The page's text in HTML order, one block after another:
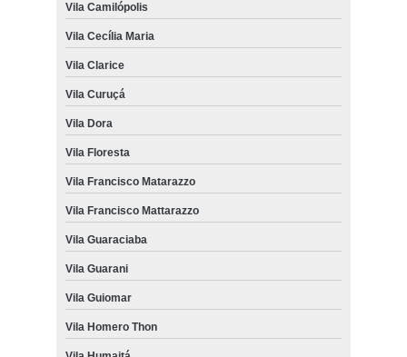
Vila Camilópolis
Vila Cecília Maria
Vila Clarice
Vila Curuçá
Vila Dora
Vila Floresta
Vila Francisco Matarazzo
Vila Francisco Mattarazzo
Vila Guaraciaba
Vila Guarani
Vila Guiomar
Vila Homero Thon